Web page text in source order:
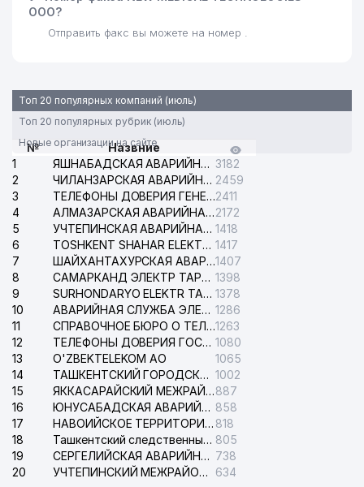
ООО?
Отправить факс вы можете на номер .
Топ 20 популярных компаний (июль)
Топ 20 популярных рубрик (июль)
Новые организации на сайте
№
Назвние
1
ЯШНАБАДСКАЯ АВАРИЙНАЯ СЛУЖБА ЭЛЕКТРОСЕТИ 3182
2
ЧИЛАНЗАРСКАЯ АВАРИЙНАЯ СЛУЖБА ЭЛЕКТРОСЕТИ 2459
3
ТЕЛЕФОНЫ ДОВЕРИЯ ГЕНЕРАЛЬНОЙ ПРОКУРАТУРЫ РЕСПУБЛИКИ УЗБЕКИСТАН2411
4
АЛМАЗАРСКАЯ АВАРИЙНАЯ СЛУЖБА ЭЛЕКТРОСЕТИ2172
5
УЧТЕПИНСКАЯ АВАРИЙНАЯ СЛУЖБА ЭЛЕКТРОСЕТИ 1418
6
TOSHKENT SHAHAR ELEKTR TARMOQLARI KORXONASI АО 1417
7
ШАЙХАНТАХУРСКАЯ АВАРИЙНАЯ СЛУЖБА ЭЛЕКТРОСЕТИ1407
8
САМАРКАНД ЭЛЕКТР ТАРМОКЛАРИ АО 1398
9
SURHONDARYO ELEKTR TARMOKLARI АО 1378
10
АВАРИЙНАЯ СЛУЖБА ЭЛЕКТРОСЕТИ ТАШКЕНТСКОГО РАЙОНА 1286
11
СПРАВОЧНОЕ БЮРО О ТЕЛЕФОНАХ ОРГАНИЗАЦИЙ г. ТАШКЕНТА1263
12
ТЕЛЕФОНЫ ДОВЕРИЯ ГОСУДАРСТВЕННОГО ЦЕНТРА ТЕСТИРОВАНИЯ 1080
13
O'ZBEKTELEKOM АО
1065
14
ТАШКЕНТСКИЙ ГОРОДСКОЙ СУД ПО ГРАЖДАНСКИМ ДЕЛАМ 1002
15
ЯККАСАРАЙСКИЙ МЕЖРАЙОННЫЙ СУД ПО ГРАЖДАНСКИМ ДЕЛАМ887
16
ЮНУСАБАДСКАЯ АВАРИЙНАЯ СЛУЖБА ЭЛЕКТРОСЕТИ 858
17
НАВОИЙСКОЕ ТЕРРИТОРИАЛЬНОЕ ПРЕДПРИЯТИЕ ЭЛЕКТРОСЕТИ АО 818
18
Ташкентский следственный изолятор 805
19
СЕРГЕЛИЙСКАЯ АВАРИЙНАЯ СЛУЖБА ЭЛЕКТРОСЕТИ 738
20
УЧТЕПИНСКИЙ МЕЖРАЙОННЫЙ СУД ПО ГРАЖДАНСКИМ ДЕЛАМ 634